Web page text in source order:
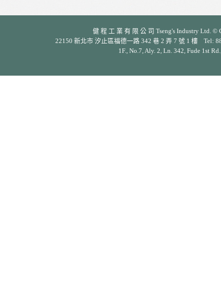
健 程 工 業 有 限 公 司 Tseng's Industry Ltd.
22150 新北市 汐止區福德一路 342 巷 2 弄 7 號 1 樓 Tel:
1F., No.7, Aly. 2, Ln. 342, Fude 1st